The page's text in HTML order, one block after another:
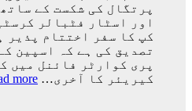
پرتگال کی شکست کے
اور اسٹار فٹبالر
کپ کا سفر اختتام پذیر
تصدیق کی ہے کہ اسپین
پری کوارٹر فائنل میں
کیریئر کا آخری… more